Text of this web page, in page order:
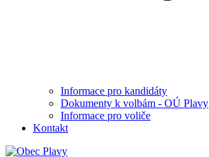
Informace pro kandidáty
Dokumenty k volbám - OÚ Plavy
Informace pro voliče
Kontakt